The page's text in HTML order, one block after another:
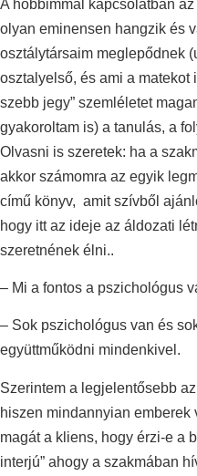
A hobbimmal kapcsolatban
olyan eminensen hangzik és
osztálytársaim meglepődnek
osztalyelső, és ami a matekot
szebb jegy” szemléletet
gyakoroltam is) a tanulás, a
Olvasni is szeretek: ha a
akkor számomra az egyik
című könyv, amit szívből
hogy itt az ideje az áldozati
szeretnének élni..
– Mi a fontos a pszichológus
– Sok pszichológus van és
együttműködni mindenkivel.
Szerintem a legjelentősebb
hiszen mindannyian emberek
magát a kliens, hogy érzi-e a
interjú” ahogy a szakmában